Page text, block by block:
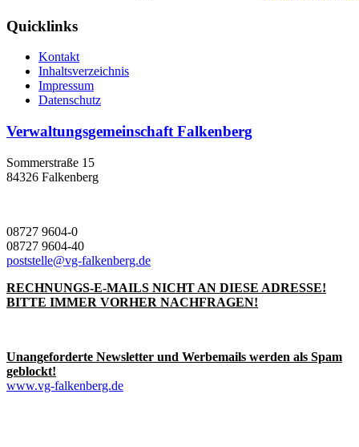
Quicklinks
Kontakt
Inhaltsverzeichnis
Impressum
Datenschutz
Verwaltungsgemeinschaft Falkenberg
Sommerstraße 15
84326 Falkenberg
08727 9604-0
08727 9604-40
poststelle@vg-falkenberg.de
RECHNUNGS-E-MAILS NICHT AN DIESE ADRESSE!
BITTE IMMER VORHER NACHFRAGEN!
Unangeforderte Newsletter und Werbemails werden als Spam
geblockt!
www.vg-falkenberg.de